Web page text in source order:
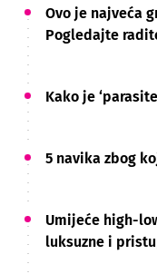
Ovo je najveća
Pogledajte
Kako je
5 navika zbog
Umijeće high-
luksuzne i